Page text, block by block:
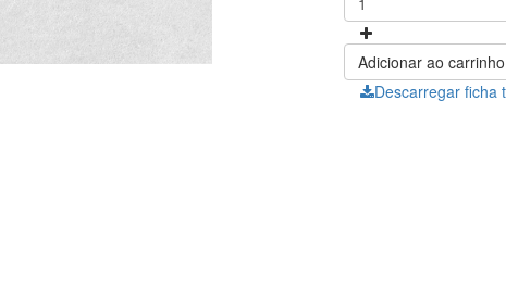
Adicionar ao carrinho
Descarregar ficha